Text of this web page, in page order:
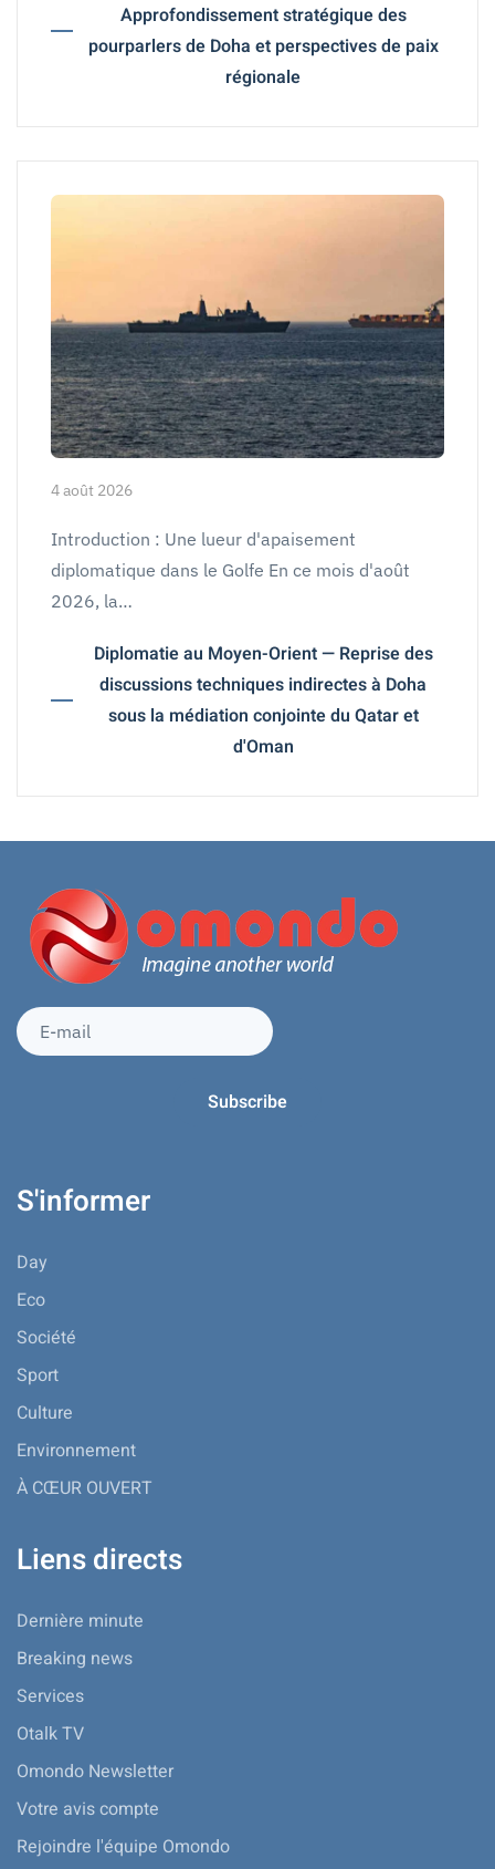
Approfondissement stratégique des
pourparlers de Doha et perspectives de paix
régionale
4 août 2026
Introduction : Une lueur d'apaisement
diplomatique dans le Golfe En ce mois d'août
2026, la…
Diplomatie au Moyen-Orient — Reprise des
discussions techniques indirectes à Doha
sous la médiation conjointe du Qatar et
d'Oman
S'informer
Day
Eco
Société
Sport
Culture
Environnement
À CŒUR OUVERT
Liens directs
Dernière minute
Breaking news
Services
Otalk TV
Omondo Newsletter
Votre avis compte
Rejoindre l'équipe Omondo